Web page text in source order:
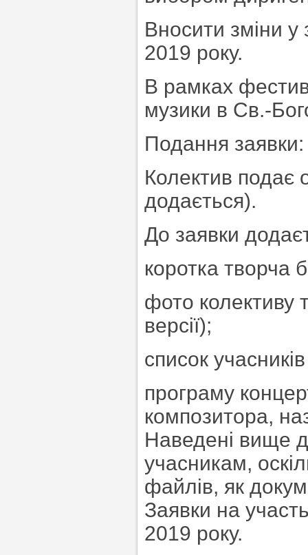
Вносити зміни
2019 року.
В рамках
музики в Св.-
Подання заявки:
Колектив подає
додається).
До заявки
коротка творча
фото колективу
версії);
список
програму
композитора,
Наведені вище
учасникам,
файлів, як
Заявки на
2019 року.